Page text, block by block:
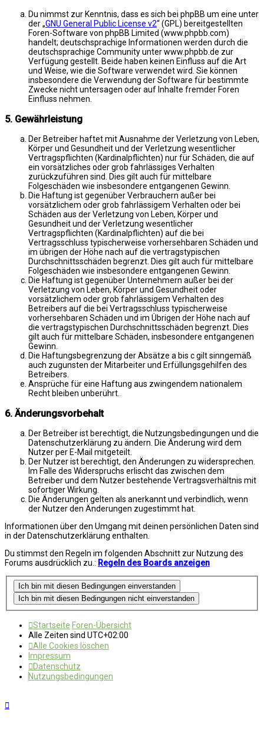
Du nimmst zur Kenntnis, dass es sich bei phpBB um eine unter
der „GNU General Public License v2“ (GPL) bereitgestellten
Foren-Software von phpBB Limited (www.phpbb.com)
handelt; deutschsprachige Informationen werden durch die
deutschsprachige Community unter www.phpbb.de zur
Verfügung gestellt. Beide haben keinen Einfluss auf die Art
und Weise, wie die Software verwendet wird. Sie können
insbesondere die Verwendung der Software für bestimmte
Zwecke nicht untersagen oder auf Inhalte fremder Foren
Einfluss nehmen.
5. Gewährleistung
Der Betreiber haftet mit Ausnahme der Verletzung von Leben,
Körper und Gesundheit und der Verletzung wesentlicher
Vertragspflichten (Kardinalpflichten) nur für Schäden, die auf
ein vorsätzliches oder grob fahrlässiges Verhalten
zurückzuführen sind. Dies gilt auch für mittelbare
Folgeschäden wie insbesondere entgangenen Gewinn.
Die Haftung ist gegenüber Verbrauchern außer bei
vorsätzlichem oder grob fahrlässigem Verhalten oder bei
Schäden aus der Verletzung von Leben, Körper und
Gesundheit und der Verletzung wesentlicher
Vertragspflichten (Kardinalpflichten) auf die bei
Vertragsschluss typischerweise vorhersehbaren Schäden und
im übrigen der Höhe nach auf die vertragstypischen
Durchschnittsschäden begrenzt. Dies gilt auch für mittelbare
Folgeschäden wie insbesondere entgangenen Gewinn.
Die Haftung ist gegenüber Unternehmern außer bei der
Verletzung von Leben, Körper und Gesundheit oder
vorsätzlichem oder grob fahrlässigem Verhalten des
Betreibers auf die bei Vertragsschluss typischerweise
vorhersehbaren Schäden und im Übrigen der Höhe nach auf
die vertragstypischen Durchschnittsschäden begrenzt. Dies
gilt auch für mittelbare Schäden, insbesondere entgangenen
Gewinn.
Die Haftungsbegrenzung der Absätze a bis c gilt sinngemäß
auch zugunsten der Mitarbeiter und Erfüllungsgehilfen des
Betreibers.
Ansprüche für eine Haftung aus zwingendem nationalem
Recht bleiben unberührt.
6. Änderungsvorbehalt
Der Betreiber ist berechtigt, die Nutzungsbedingungen und die
Datenschutzerklärung zu ändern. Die Änderung wird dem
Nutzer per E-Mail mitgeteilt.
Der Nutzer ist berechtigt, den Änderungen zu widersprechen.
Im Falle des Widerspruchs erlischt das zwischen dem
Betreiber und dem Nutzer bestehende Vertragsverhältnis mit
sofortiger Wirkung.
Die Änderungen gelten als anerkannt und verbindlich, wenn
der Nutzer den Änderungen zugestimmt hat.
Informationen über den Umgang mit deinen persönlichen Daten sind
in der Datenschutzerklärung enthalten.
Du stimmst den Regeln im folgenden Abschnitt zur Nutzung des
Forums ausdrücklich zu.: Regeln des Boards anzeigen
Startseite Foren-Übersicht
Alle Zeiten sind UTC+02:00
Alle Cookies löschen
Impressum
Datenschutz
Nutzungsbedingungen